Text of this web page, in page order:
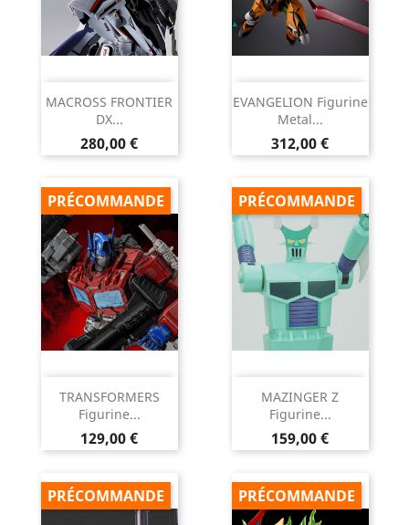
MACROSS FRONTIER
DX...
Prix
280,00 €
EVANGELION Figurine
Metal...
Prix
312,00 €
TRANSFORMERS
Figurine...
Prix
129,00 €
PRÉCOMMANDE
MAZINGER Z
Figurine...
Prix
159,00 €
PRÉCOMMANDE
PRÉCOMMANDE PRÉCOMMANDE